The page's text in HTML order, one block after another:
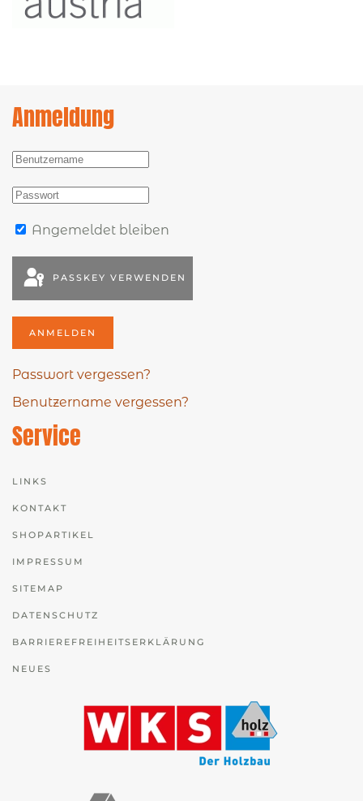
Anmeldung
Angemeldet bleiben
PASSKEY VERWENDEN
ANMELDEN
Passwort vergessen?
Benutzername vergessen?
Service
LINKS
KONTAKT
SHOPARTIKEL
IMPRESSUM
SITEMAP
DATENSCHUTZ
BARRIEREFREIHEITSERKLÄRUNG
NEUES